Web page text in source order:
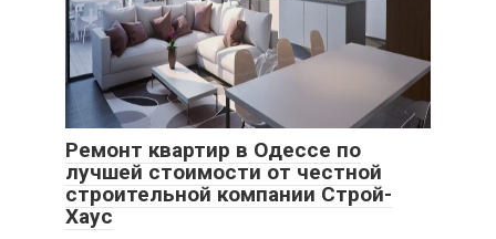
Ремонт квартир в Одессе по
лучшей стоимости от честной
строительной компании Строй-
Хаус